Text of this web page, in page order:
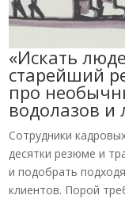
«Искать
старейший
про
водолазов и
Сотрудники
десятки резюме и
и подобрать
клиентов. Порой